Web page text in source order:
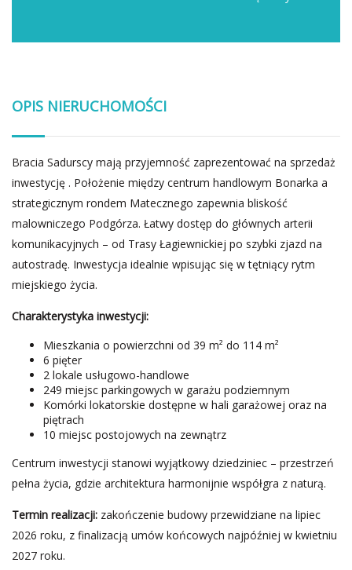
OPIS NIERUCHOMOŚCI
Bracia Sadurscy mają przyjemność zaprezentować na sprzedaż
inwestycję . Położenie między centrum handlowym Bonarka a
strategicznym rondem Matecznego zapewnia bliskość
malowniczego Podgórza. Łatwy dostęp do głównych arterii
komunikacyjnych – od Trasy Łagiewnickiej po szybki zjazd na
autostradę. Inwestycja idealnie wpisując się w tętniący rytm
miejskiego życia.
Charakterystyka inwestycji:
Mieszkania o powierzchni od 39 m² do 114 m²
6 pięter
2 lokale usługowo-handlowe
249 miejsc parkingowych w garażu podziemnym
Komórki lokatorskie dostępne w hali garażowej oraz na
piętrach
10 miejsc postojowych na zewnątrz
Centrum inwestycji stanowi wyjątkowy dziedziniec – przestrzeń
pełna życia, gdzie architektura harmonijnie współgra z naturą.
Termin realizacji: zakończenie budowy przewidziane na lipiec
2026 roku, z finalizacją umów końcowych najpóźniej w kwietniu
2027 roku.